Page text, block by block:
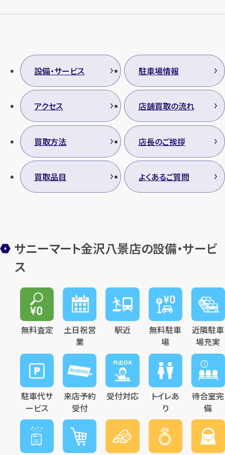
設備・サービス 駐車場情報
アクセス 店舗買取の流れ
買取方法 店長のご挨拶
買取品目 よくあるご質問
サニーマート金沢八景店の設備・サービ
ス
無料査定
土日祝営
業
駅近
無料駐車
場
近隣駐車
場充実
駐車代サ
ービス
来店予約
受付
受付対応
トイレあ
り
待合室完
備